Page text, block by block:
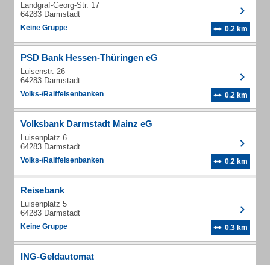
Landgraf-Georg-Str. 17
64283 Darmstadt
Keine Gruppe 0.2 km
PSD Bank Hessen-Thüringen eG
Luisenstr. 26
64283 Darmstadt
Volks-/Raiffeisenbanken 0.2 km
Volksbank Darmstadt Mainz eG
Luisenplatz 6
64283 Darmstadt
Volks-/Raiffeisenbanken 0.2 km
Reisebank
Luisenplatz 5
64283 Darmstadt
Keine Gruppe 0.3 km
ING-Geldautomat